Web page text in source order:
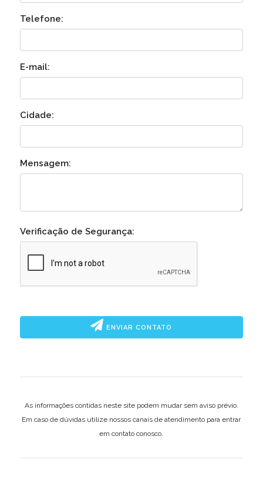
Telefone:
E-mail:
Cidade:
Mensagem:
Verificação de Segurança:
ENVIAR CONTATO
As informações contidas neste site podem mudar sem aviso prévio.
Em caso de dúvidas utilize nossos canais de atendimento para entrar
em contato conosco.